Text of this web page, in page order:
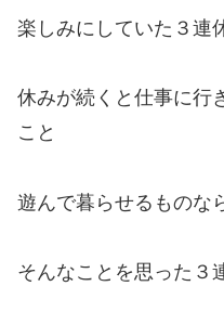
楽しみにしていた３連
休みが続くと仕事に行
こと
遊んで暮らせるものな
そんなことを思った３